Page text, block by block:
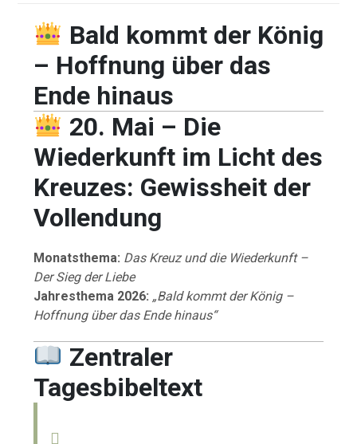
Bald kommt der König
– Hoffnung über das
Ende hinaus
20. Mai – Die
Wiederkunft im Licht des
Kreuzes: Gewissheit der
Vollendung
Monatsthema: Das Kreuz und die Wiederkunft –
Der Sieg der Liebe
Jahresthema 2026: „Bald kommt der König –
Hoffnung über das Ende hinaus“
Zentraler
Tagesbibeltext